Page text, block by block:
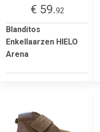
€ 59.92
Blanditos
Enkellaarzen HIELO
Arena